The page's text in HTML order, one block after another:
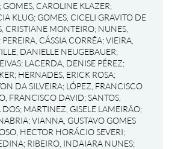
; GOMES, CAROLINE KLAZER;
KLUG; GOMES, CICELI GRAVITO DE
CRISTIANE MONTEIRO; NUNES,
; PEREIRA, CÁSSIA CORRÊA;VIEIRA,
DANIELLE NEUGEBAUER;
; LACERDA, DENISE PÉREZ;
; HERNADES, ERICK ROSA;
DA SILVEIRA; LÓPEZ, FRANCISCO
FRANCISCO DAVID;SANTOS,
DOS; MARTINEZ, GISELE LAMEIRÃO;
;VIANNA, GUSTAVO GOMES
HECTOR HORÁCIO SEVERI;
; RIBEIRO, INDAIARA NUNES;